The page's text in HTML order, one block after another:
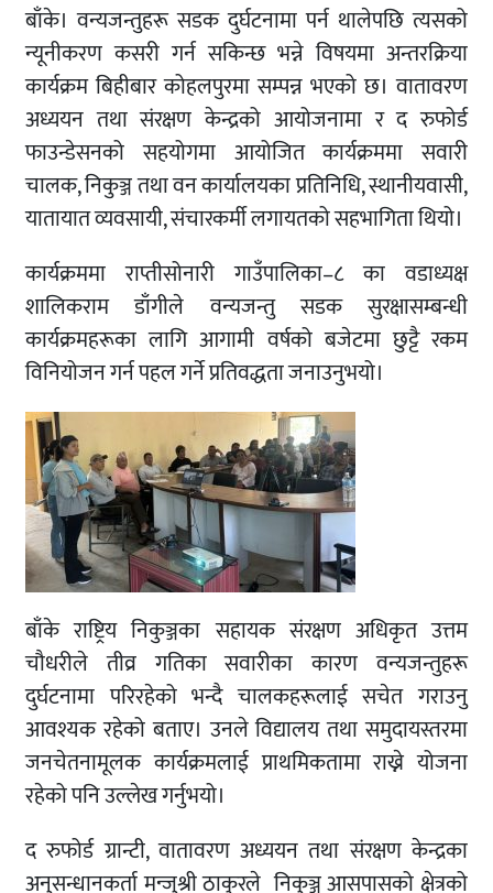
बाँके। वन्यजन्तुहरू सडक दुर्घटनामा पर्न थालेपछि त्यसको
न्यूनीकरण कसरी गर्न सकिन्छ भन्ने विषयमा अन्तरक्रिया
कार्यक्रम बिहीबार कोहलपुरमा सम्पन्न भएको छ। वातावरण
अध्ययन तथा संरक्षण केन्द्रको आयोजनामा र द रुफोर्ड
फाउन्डेसनको सहयोगमा आयोजित कार्यक्रममा सवारी
चालक, निकुञ्ज तथा वन कार्यालयका प्रतिनिधि, स्थानीयवासी,
यातायात व्यवसायी, संचारकर्मी लगायतको सहभागिता थियो।
कार्यक्रममा राप्तीसोनारी गाउँपालिका–८ का वडाध्यक्ष
शालिकराम डाँगीले वन्यजन्तु सडक सुरक्षासम्बन्धी
कार्यक्रमहरूका लागि आगामी वर्षको बजेटमा छुट्टै रकम
विनियोजन गर्न पहल गर्ने प्रतिवद्धता जनाउनुभयो।
बाँके राष्ट्रिय निकुञ्जका सहायक संरक्षण अधिकृत उत्तम
चौधरीले तीव्र गतिका सवारीका कारण वन्यजन्तुहरू
दुर्घटनामा परिरहेको भन्दै चालकहरूलाई सचेत गराउनु
आवश्यक रहेको बताए। उनले विद्यालय तथा समुदायस्तरमा
जनचेतनामूलक कार्यक्रमलाई प्राथमिकतामा राख्ने योजना
रहेको पनि उल्लेख गर्नुभयो।
द रुफोर्ड ग्रान्टी, वातावरण अध्ययन तथा संरक्षण केन्द्रका
अनुसन्धानकर्ता मन्जुश्री ठाकुरले निकुञ्ज आसपासको क्षेत्रको